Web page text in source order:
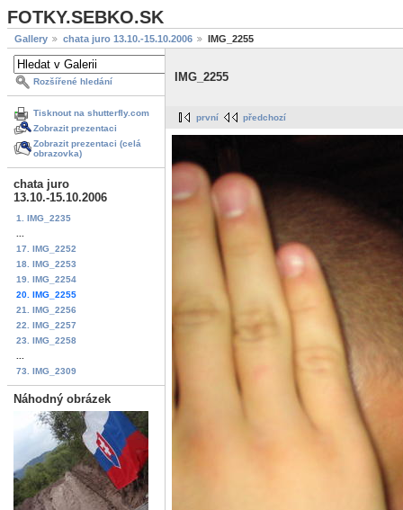
FOTKY.SEBKO.SK
Gallery chata juro 13.10.-15.10.2006 IMG_2255
Rozšířené hledání
Tisknout na shutterfly.com
Zobrazit prezentaci
Zobrazit prezentaci (celá
obrazovka)
chata juro
13.10.-15.10.2006
1. IMG_2235
17. IMG_2252
18. IMG_2253
19. IMG_2254
20. IMG_2255
21. IMG_2256
22. IMG_2257
23. IMG_2258
73. IMG_2309
Náhodný obrázek
IMG_2255
první předchozí